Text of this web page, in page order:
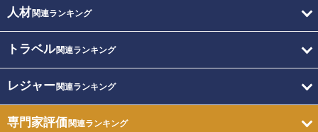
人材関連ランキング
トラベル関連ランキング
レジャー関連ランキング
専門家評価関連ランキング